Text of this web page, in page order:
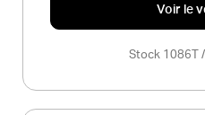
Voir le
Stock 1086T